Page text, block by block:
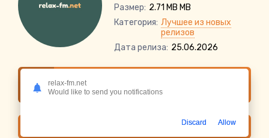
Размер: 2.71 MB MB
Категория: Лучшее из новых
релизов
Дата релиза: 25.06.2026
Слушать онлайн Type Music - По тем дворам
relax-fm.net
Would like to send you notifications
Discard Allow